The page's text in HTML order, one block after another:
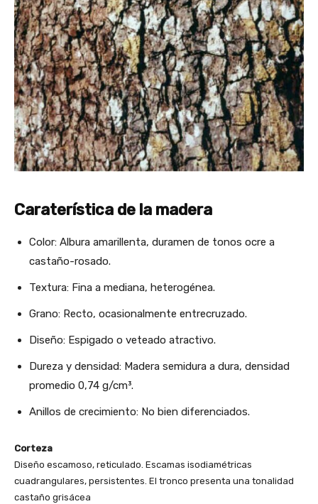
Caraterística de la madera
Color: Albura amarillenta, duramen de tonos ocre a
castaño-rosado.
Textura: Fina a mediana, heterogénea.
Grano: Recto, ocasionalmente entrecruzado.
Diseño: Espigado o veteado atractivo.
Dureza y densidad: Madera semidura a dura, densidad
promedio 0,74 g/cm³.
Anillos de crecimiento: No bien diferenciados.
Corteza
Diseño escamoso, reticulado. Escamas isodiamétricas
cuadrangulares, persistentes. El tronco presenta una tonalidad
castaño grisácea